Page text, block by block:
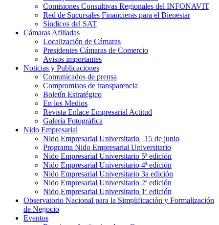
Comisiones Consultivas Regionales del INFONAVIT
Red de Sucursales Financieras para el Bienestar
Síndicos del SAT
Cámaras Afiliadas
Localización de Cámaras
Presidentes Cámaras de Comercio
Avisos importantes
Noticias y Publicaciones
Comunicados de prensa
Compromisos de transparencia
Boletín Estratégico
En los Medios
Revista Enlace Empresarial Actitud
Galería Fotográfica
Nido Empresarial
Nido Empresarial Universitario | 15 de junio
Programa Nido Empresarial Universitario
Nido Empresarial Universitario 5ª edición
Nido Empresarial Universitario 4ª edición
Nido Empresarial Universitario 3a edición
Nido Empresarial Universitario 2ª edición
Nido Empresarial Universitario 1ª edición
Observatorio Nacional para la Simplificación y Formalización
de Negocio
Eventos